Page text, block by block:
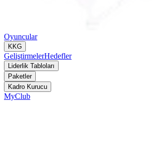
Oyuncular
KKG
GeliştirmelerHedefler
Liderlik Tabloları
Paketler
Kadro Kurucu
MyClub